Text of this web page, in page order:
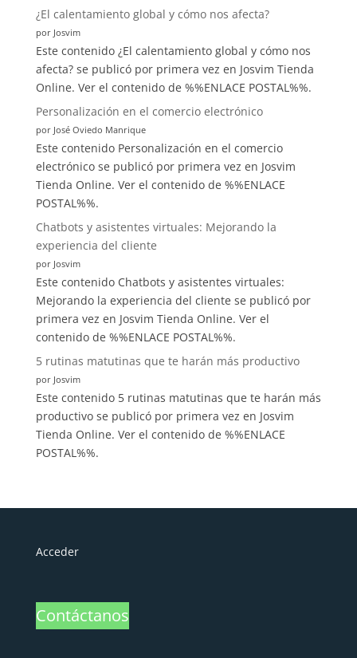
¿El calentamiento global y cómo nos afecta?
por Josvim
Este contenido ¿El calentamiento global y cómo nos
afecta? se publicó por primera vez en Josvim Tienda
Online. Ver el contenido de %%ENLACE POSTAL%%.
Personalización en el comercio electrónico
por José Oviedo Manrique
Este contenido Personalización en el comercio
electrónico se publicó por primera vez en Josvim
Tienda Online. Ver el contenido de %%ENLACE
POSTAL%%.
Chatbots y asistentes virtuales: Mejorando la
experiencia del cliente
por Josvim
Este contenido Chatbots y asistentes virtuales:
Mejorando la experiencia del cliente se publicó por
primera vez en Josvim Tienda Online. Ver el
contenido de %%ENLACE POSTAL%%.
5 rutinas matutinas que te harán más productivo
por Josvim
Este contenido 5 rutinas matutinas que te harán más
productivo se publicó por primera vez en Josvim
Tienda Online. Ver el contenido de %%ENLACE
POSTAL%%.
Acceder
Contáctanos